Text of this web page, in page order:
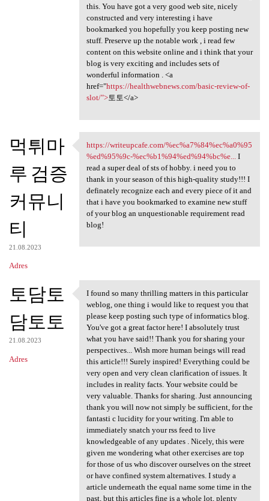
this. You have got a very good web site, nicely
constructed and very interesting i have
bookmarked you hopefully you keep posting new
stuff. Preserve up the notable work , i read few
content on this website online and i think that your
blog is very exciting and includes sets of
wonderful information . <a
href="https://healthwebnews.com/basic-review-of-
slot/">토토</a>
먹튀마
루 검증
커뮤니
티
21.08.2023
Adres
https://writeupcafe.com/%ec
https://writeupcafe.com/%ec%a7%84%ec%a0%95
%ed%95%9c-%ec%b1%94%ed%94%bc%e...
I
read a super deal of sts of hobby. i need you to
thank in your season of this high-quality study!!! I
definately recognize each and every piece of it and
that i have you bookmarked to examine new stuff
of your blog an unquestionable requirement read
blog!
토담토
담토토
21.08.2023
Adres
I found so many thrilling
I found so many thrilling matters in this particular
weblog, one thing i would like to request you that
please keep posting such type of informatics blog.
You've got a great factor here! I absolutely trust
what you have said!! Thank you for sharing your
perspectives... Wish more human beings will read
this article!!! Surely inspired! Everything could be
very open and very clean clarification of issues. It
includes in reality facts. Your website could be
very valuable. Thanks for sharing. Just announcing
thank you will now not simply be sufficient, for the
fantasti c lucidity for your writing. I'm able to
immediately snatch your rss feed to live
knowledgeable of any updates . Nicely, this were
given me wondering what other exercises are top
for those of us who discover ourselves on the street
or have confined system alternatives. I study a
article underneath the equal name some time in the
past, but this articles fine is a whole lot, plenty